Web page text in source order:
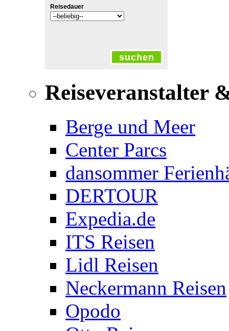
Reisedauer
suchen
Reiseveranstalter
Berge und Meer
Center Parcs
dansommer
DERTOUR
Expedia.de
ITS Reisen
Lidl Reisen
Neckermann Reisen
Opodo